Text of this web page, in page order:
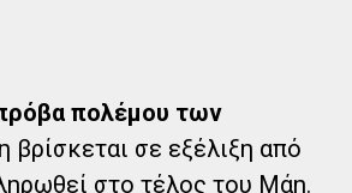
πολέμου των
σε εξέλιξη από
στο τέλος του Μάη.